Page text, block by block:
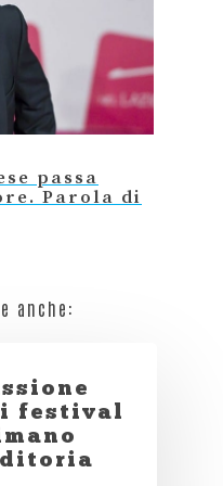
passa
Parola di
anche:
festival